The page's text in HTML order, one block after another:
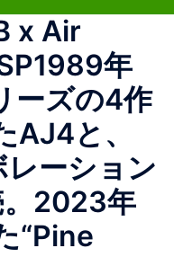
x Air
年
ーズの4作
AJ4と、
ーション
。2023年
“Pine